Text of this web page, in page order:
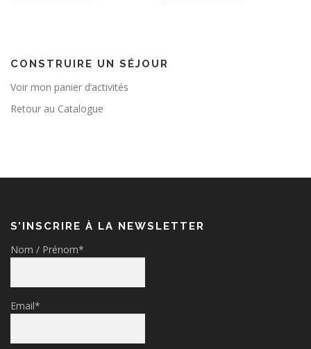
CONSTRUIRE UN SÉJOUR
Voir mon panier d’activités
Retour au Catalogue
S’INSCRIRE À LA NEWSLETTER
Nom / Prénom*
Email*